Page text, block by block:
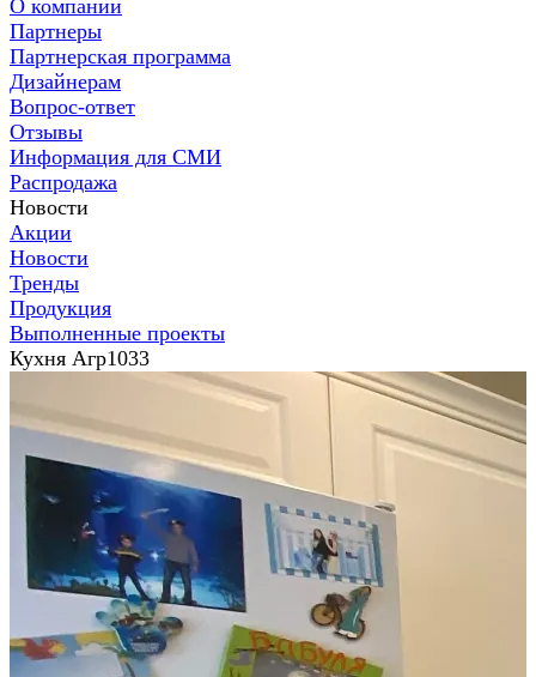
О компании
Партнеры
Партнерская программа
Дизайнерам
Вопрос-ответ
Отзывы
Информация для СМИ
Распродажа
Новости
Акции
Новости
Тренды
Продукция
Выполненные проекты
Кухня Агр1033